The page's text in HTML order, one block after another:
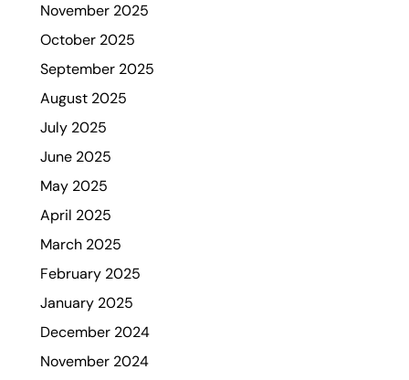
November 2025
October 2025
September 2025
August 2025
July 2025
June 2025
May 2025
April 2025
March 2025
February 2025
January 2025
December 2024
November 2024